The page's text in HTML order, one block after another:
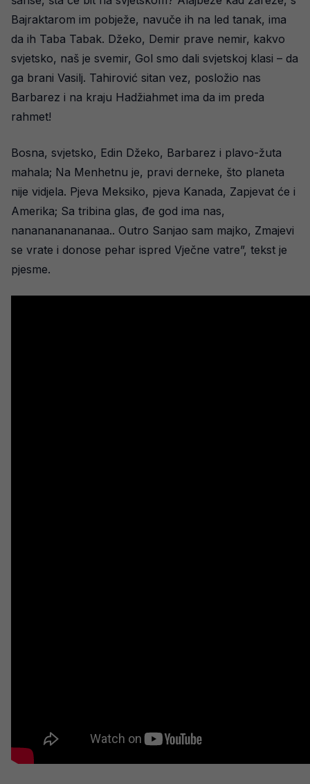
Bajraktarom im pobježe, navuče ih na led tanak, ima
da ih Taba Tabak. Džeko, Demir prave nemir, kakvo
svjetsko, naš je svemir, Gol smo dali svjetskoj klasi – da
ga brani Vasilj. Tahirović sitan vez, posložio nas
Barbarez i na kraju Hadžiahmet ima da im preda
rahmet!
Bosna, svjetsko, Edin Džeko, Barbarez i plavo-žuta
mahala; Na Menhetnu je, pravi derneke, što planeta
nije vidjela. Pjeva Meksiko, pjeva Kanada, Zapjevat će i
Amerika; Sa tribina glas, đe god ima nas,
nananananananaa.. Outro Sanjao sam majko, Zmajevi
se vrate i donose pehar ispred Vječne vatre”, tekst je
pjesme.